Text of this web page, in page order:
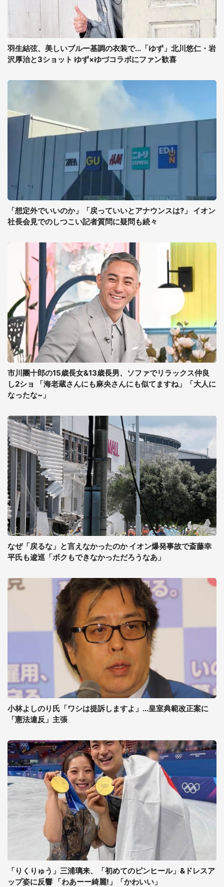
羽生結弦、美しいブルー基調の衣装で...「ゆず」北川悠仁・岩
沢厚治と3ショット ゆず×ゆづコラボにファン歓喜
「想定外でいいのか」「戻っていいとアナウンスは?」 イオン
社長会見でのしつこい記者質問に疑問も続々
市川團十郎の15歳長女&13歳長男、ソファでリラックス仲良
し2ショ 「海老蔵さんにも麻央さんにも似てますね」「大人に
なったな~」
なぜ「戻るな」と言えなかったのか イオン爆発事故で斎藤幸
平氏も逡巡「ボクもできなかっただろうなあ」
小林よしのり氏「ワシは提訴しますよ」...皇室典範改正案に
「憲法違反」主張
「りくりゅう」三浦璃来、「初めてのピンヒール」&ドレスア
ップ姿に反響 「わあーー綺麗!」「かわいい」